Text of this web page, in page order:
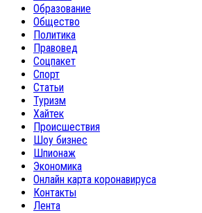
Образование
Общество
Политика
Правовед
Соцпакет
Спорт
Статьи
Туризм
Хайтек
Происшествия
Шоу бизнес
Шпионаж
Экономика
Онлайн карта коронавируса
Контакты
Лента